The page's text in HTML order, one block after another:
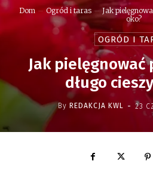
Dom Ogród i taras
Jak
oko?
OGRÓD I
Jak
długo
By REDAKCJA KWL - 23